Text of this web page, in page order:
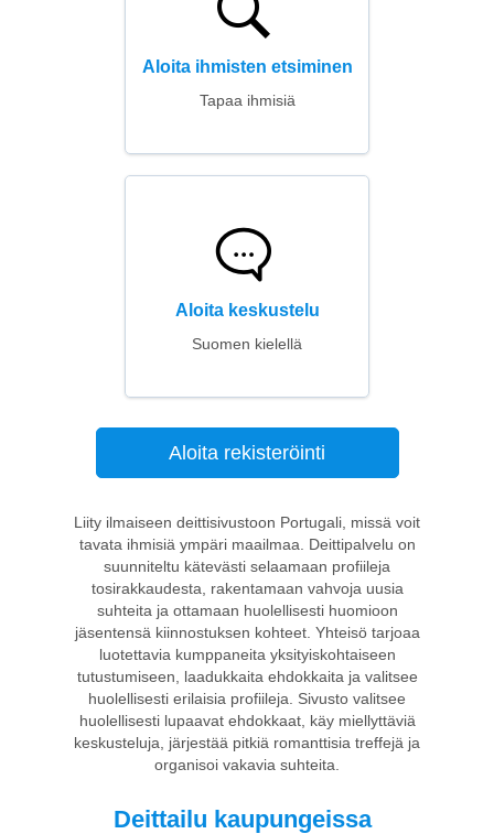
Aloita ihmisten etsiminen
Tapaa ihmisiä
Aloita keskustelu
Suomen kielellä
Aloita rekisteröinti
Liity ilmaiseen deittisivustoon Portugali, missä voit
tavata ihmisiä ympäri maailmaa. Deittipalvelu on
suunniteltu kätevästi selaamaan profiileja
tosirakkaudesta, rakentamaan vahvoja uusia
suhteita ja ottamaan huolellisesti huomioon
jäsentensä kiinnostuksen kohteet. Yhteisö tarjoaa
luotettavia kumppaneita yksityiskohtaiseen
tutustumiseen, laadukkaita ehdokkaita ja valitsee
huolellisesti erilaisia profiileja. Sivusto valitsee
huolellisesti lupaavat ehdokkaat, käy miellyttäviä
keskusteluja, järjestää pitkiä romanttisia treffejä ja
organisoi vakavia suhteita.
Deittailu kaupungeissa